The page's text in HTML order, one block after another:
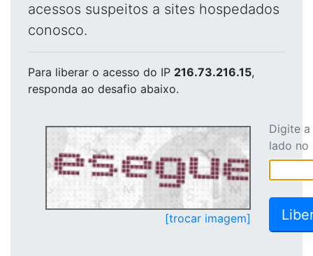
acessos suspeitos a sites hospedados
conosco.
Para liberar o acesso do IP 216.73.216.15,
responda ao desafio abaixo.
[trocar imagem]
Digite
lado no